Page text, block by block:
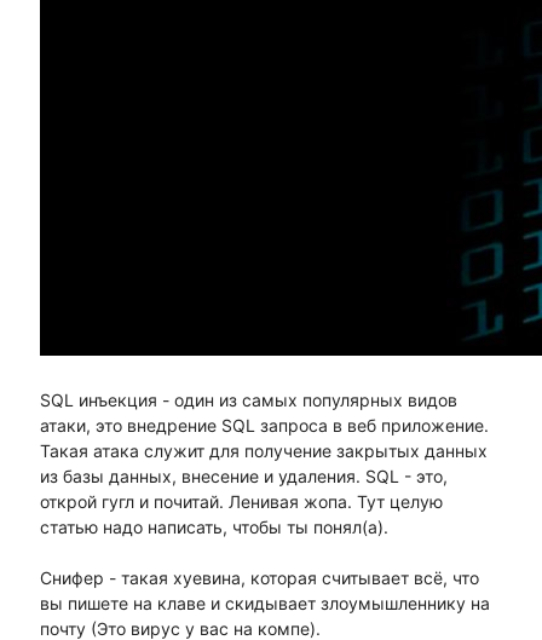
SQL инъекция - один из самых популярных видов
атаки, это внедрение SQL запроса в веб приложение.
Такая атака служит для получение закрытых данных
из базы данных, внесение и удаления. SQL - это,
открой гугл и почитай. Ленивая жопа. Тут целую
статью надо написать, чтобы ты понял(а).
Снифер - такая хуевина, которая считывает всё, что
вы пишете на клаве и скидывает злоумышленнику на
почту (Это вирус у вас на компе).